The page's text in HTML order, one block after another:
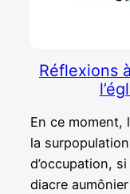
Réflexions
En ce moment,
la
d’occupation,
diacre